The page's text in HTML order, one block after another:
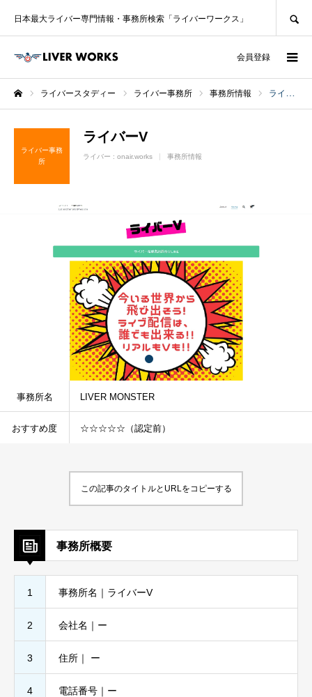
日本最大ライバー専門情報・事務所検索「ライバーワークス」
会員登録
ライバースタディー ライバー事務所 事務所情報 ライバーV
ライバー事務
所
ライバーV
ライバー : onair.works 事務所情報
事務所名 LIVER MONSTER
おすすめ度 ☆☆☆☆☆（認定前）
この記事のタイトルとURLをコピーする
事務所概要
1 事務所名｜ライバーV
2 会社名｜ー
3 住所｜ ー
4 電話番号｜ー